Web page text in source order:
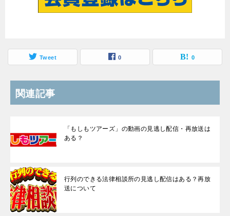
Tweet 0 0
関連記事
「もしもツアーズ」の動画の見逃し配信・再放送は
ある？
行列のできる法律相談所の見逃し配信はある？再放
送について